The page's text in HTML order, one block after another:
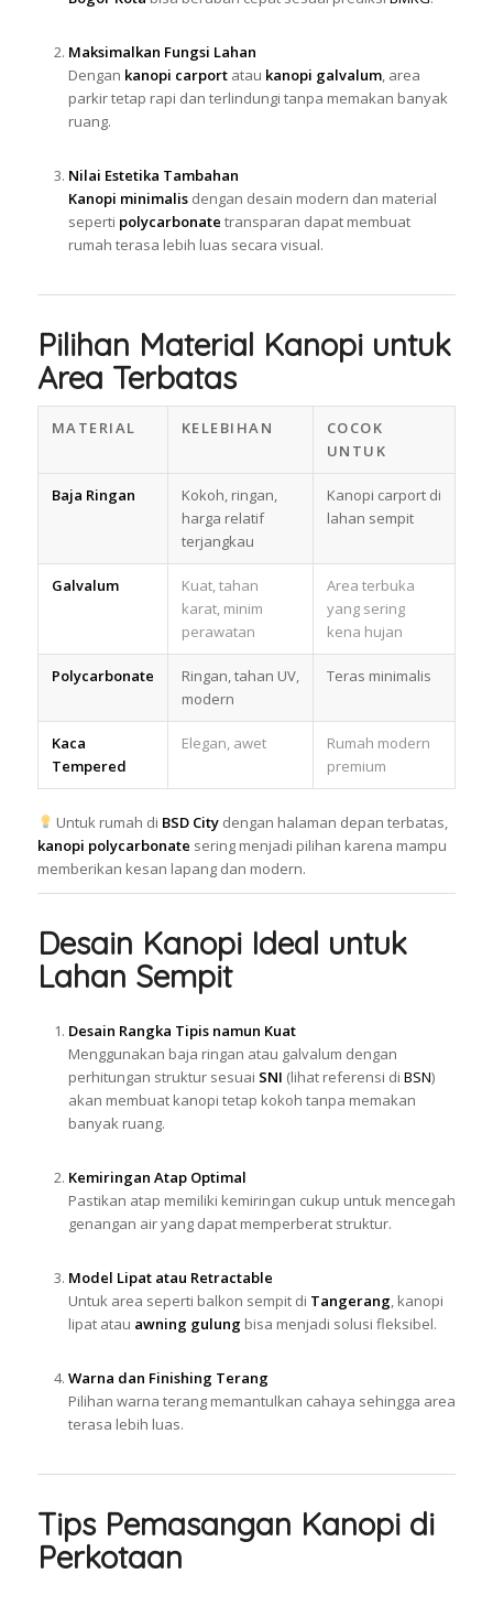
Maksimalkan Fungsi Lahan
Dengan kanopi carportatau kanopi galvalum, area
parkir tetap rapi dan terlindungi tanpa memakan banyak
ruang.
Nilai Estetika Tambahan
Kanopi minimalisdengan desain modern dan material
seperti polycarbonate transparan dapat membuat
rumah terasa lebih luas secara visual.
Pilihan Material Kanopi untuk
Area Terbatas
MATERIAL KELEBIHAN
COCOK
UNTUK
Baja Ringan
Kokoh, ringan,
harga relatif
terjangkau
Kanopi carport di
lahan sempit
Galvalum
Kuat, tahan
karat, minim
perawatan
Area terbuka
yang sering
kena hujan
Polycarbonate
Ringan, tahan UV,
modern
Teras minimalis
Kaca
Tempered
Elegan, awet
Rumah modern
premium
Untuk rumah di BSD City dengan halaman depan terbatas,
kanopi polycarbonate sering menjadi pilihan karena mampu
memberikan kesan lapang dan modern.
Desain Kanopi Ideal untuk
Lahan Sempit
Desain Rangka Tipis namun Kuat
Menggunakan baja ringan atau galvalum dengan
perhitungan struktur sesuai SNI (lihat referensi di BSN)
akan membuat kanopi tetap kokoh tanpa memakan
banyak ruang.
Kemiringan Atap Optimal
Pastikan atap memiliki kemiringan cukup untuk mencegah
genangan air yang dapat memperberat struktur.
Model Lipat atau Retractable
Untuk area seperti balkon sempit di Tangerang, kanopi
lipat atau awning gulungbisa menjadi solusi fleksibel.
Warna dan Finishing Terang
Pilihan warna terang memantulkan cahaya sehingga area
terasa lebih luas.
Tips Pemasangan Kanopi di
Perkotaan